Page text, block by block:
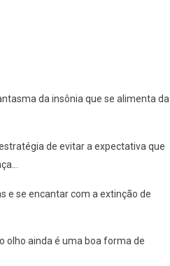
da insônia que se alimenta da
de evitar a expectativa que
e se encantar com a extinção de
olho ainda é uma boa forma de